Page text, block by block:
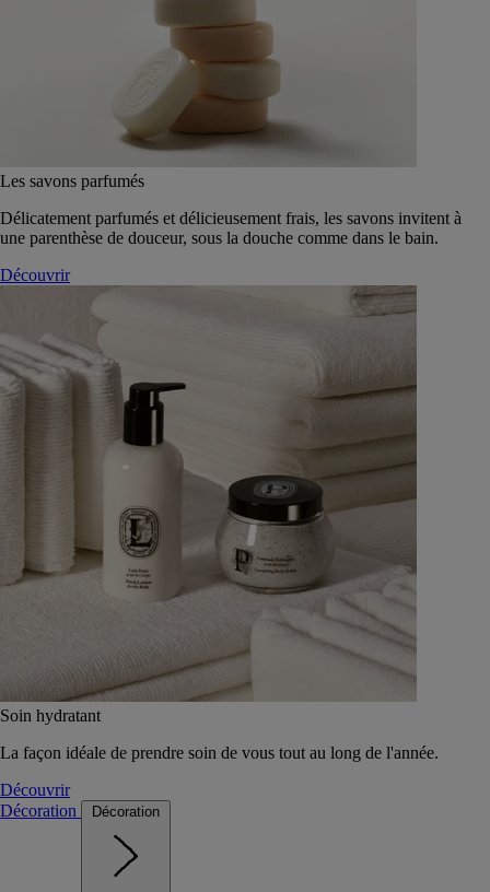
Les savons parfumés
Délicatement parfumés et délicieusement frais, les savons invitent à
une parenthèse de douceur, sous la douche comme dans le bain.
Découvrir
Soin hydratant
La façon idéale de prendre soin de vous tout au long de l'année.
Découvrir
Décoration
Décoration